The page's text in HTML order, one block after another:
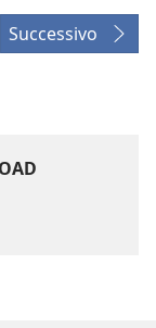
Successivo